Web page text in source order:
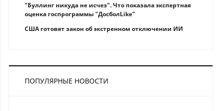
"Буллинг никуда не исчез". Что показала экспертная
оценка госпрограммы "ДосболLike"
США готовят закон об экстренном отключении ИИ
ПОПУЛЯРНЫЕ НОВОСТИ